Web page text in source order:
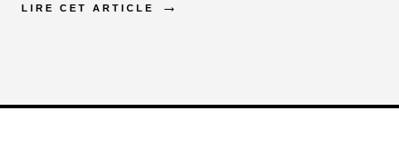
LIRE CET ARTICLE